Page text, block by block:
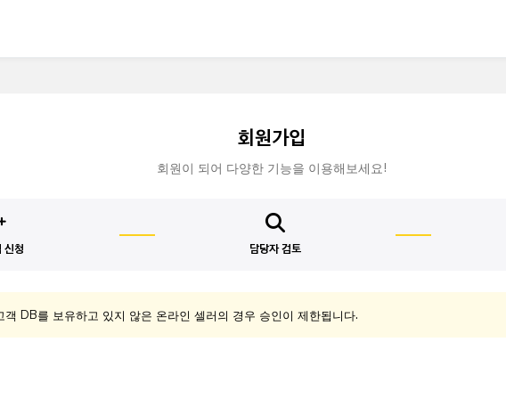
회원가입
회원이 되어 다양한 기능을 이용해보세요!
신청 담당자 검토
객 DB를 보유하고 있지 않은 온라인 셀러의 경우 승인이 제한됩니다.